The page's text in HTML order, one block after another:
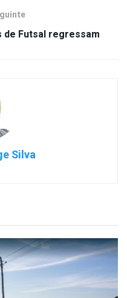
de Futsal regressam
Silva